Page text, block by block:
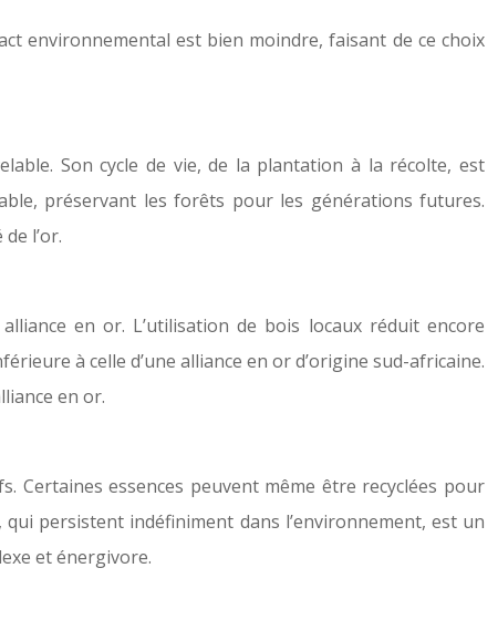
environnemental est bien moindre, faisant de ce choix
Son cycle de vie, de la plantation à la récolte, est
préservant les forêts pour les générations futures.
l’or.
en or. L’utilisation de bois locaux réduit encore
à celle d’une alliance en or d’origine sud-africaine.
en or.
Certaines essences peuvent même être recyclées pour
persistent indéfiniment dans l’environnement, est un
et énergivore.